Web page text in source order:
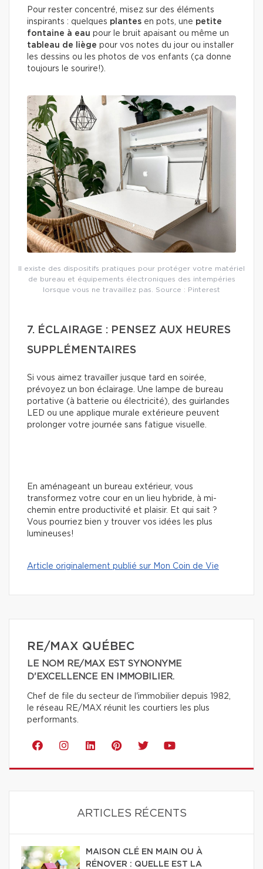
Pour rester concentré, misez sur des éléments
inspirants : quelques plantes en pots, une petite
fontaine à eau pour le bruit apaisant ou même un
tableau de liège pour vos notes du jour ou installer
les dessins ou les photos de vos enfants (ça donne
toujours le sourire!).
Il existe des dispositifs pratiques pour protéger votre matériel
de bureau et équipements électroniques des intempéries
lorsque vous ne travaillez pas. Source : Pinterest
7. ÉCLAIRAGE : PENSEZ AUX HEURES
SUPPLÉMENTAIRES
Si vous aimez travailler jusque tard en soirée,
prévoyez un bon éclairage. Une lampe de bureau
portative (à batterie ou électricité), des guirlandes
LED ou une applique murale extérieure peuvent
prolonger votre journée sans fatigue visuelle.
En aménageant un bureau extérieur, vous
transformez votre cour en un lieu hybride, à mi-
chemin entre productivité et plaisir. Et qui sait ?
Vous pourriez bien y trouver vos idées les plus
lumineuses!
Article originalement publié sur Mon Coin de Vie
RE/MAX QUÉBEC
LE NOM RE/MAX EST SYNONYME
D'EXCELLENCE EN IMMOBILIER.
Chef de file du secteur de l'immobilier depuis 1982,
le réseau RE/MAX réunit les courtiers les plus
performants.
ARTICLES RÉCENTS
MAISON CLÉ EN MAIN OU À
RÉNOVER : QUELLE EST LA